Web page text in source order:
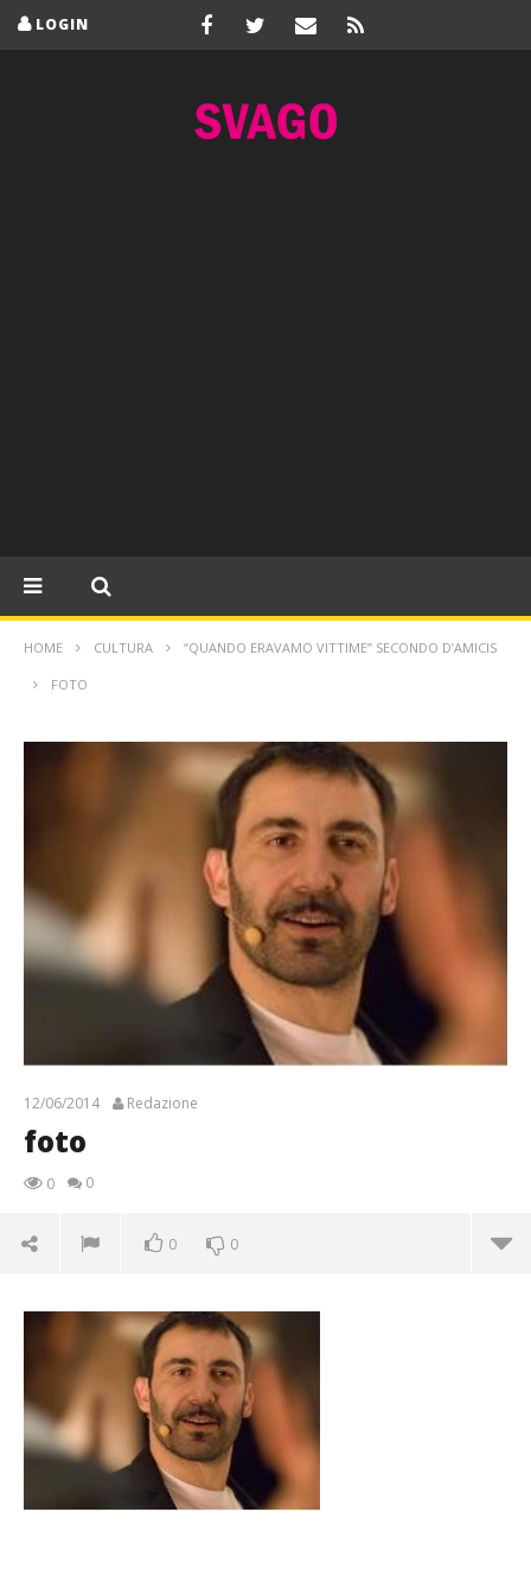
LOGIN
HOME CULTURA “QUANDO ERAVAMO VITTIME” SECONDO D’AMICIS
FOTO
12/06/2014 Redazione
foto
0 0
0 0
12/06/2014